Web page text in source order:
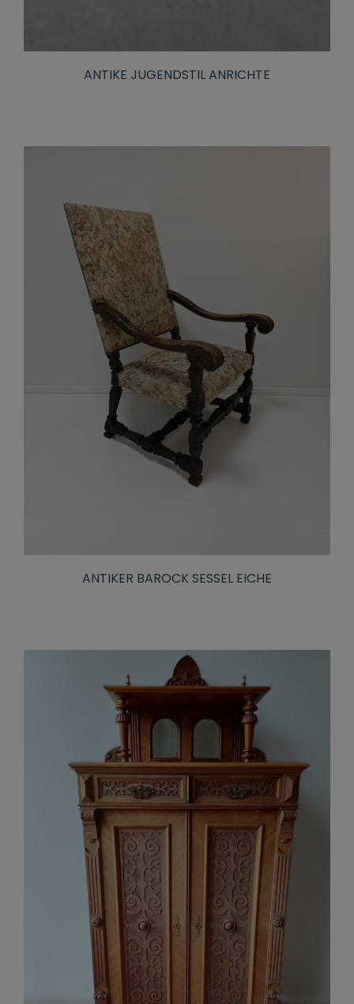
ANTIKE JUGENDSTIL ANRICHTE
ANTIKER BAROCK SESSEL EICHE